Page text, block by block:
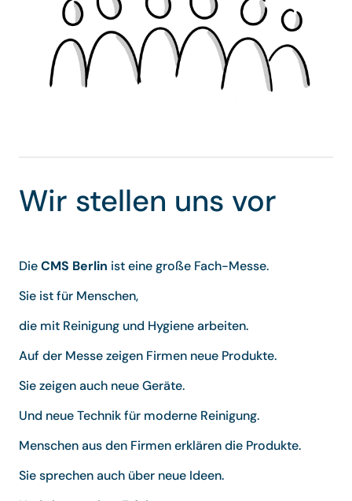
Wir stellen uns vor
DieCMS Berlin ist eine große Fach-Messe.
Sie ist für Menschen,
die mit Reinigung und Hygiene arbeiten.
Auf der Messe zeigen Firmen neue Produkte.
Sie zeigen auch neue Geräte.
Und neue Technik für moderne Reinigung.
Menschen aus den Firmen erklären die Produkte.
Sie sprechen auch über neue Ideen.